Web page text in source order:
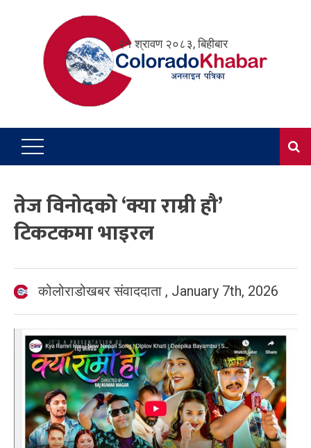
२१ श्रावण २०८३, बिहीबार
तेज विनोदको ‘क्या राम्री हौ’
टिकटकमा भाइरल
कोलोराडोखबर संवाददाता , January 7th, 2026